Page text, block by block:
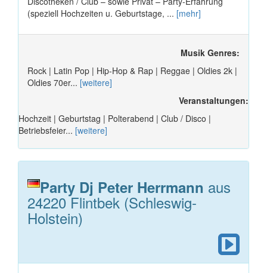
(speziell Hochzeiten u. Geburtstage, ... [mehr]
Musik Genres:
Rock | Latin Pop | Hip-Hop & Rap | Reggae | Oldies 2k |
Oldies 70er... [weitere]
Veranstaltungen:
Hochzeit | Geburtstag | Polterabend | Club / Disco |
Betriebsfeier... [weitere]
Party Dj Peter Herrmann aus
24220 Flintbek (Schleswig-
Holstein)